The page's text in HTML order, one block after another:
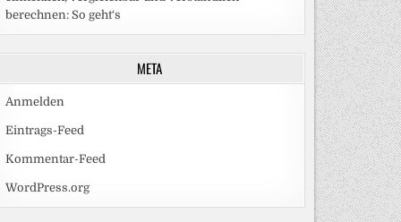
berechnen: So geht‘s
META
Anmelden
Eintrags-Feed
Kommentar-Feed
WordPress.org